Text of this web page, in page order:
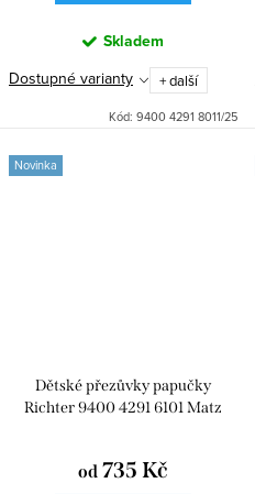
Skladem
Dostupné varianty + další
Kód: 9400 4291 8011/25
Novinka
Dětské přezůvky papučky
Richter 9400 4291 6101 Matz
od 735 Kč